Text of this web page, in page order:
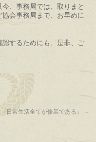
、事務局では、取りまと
会事務局まで、お早めに
するためにも、是非、ご
「日常生活全てが修業である」 →